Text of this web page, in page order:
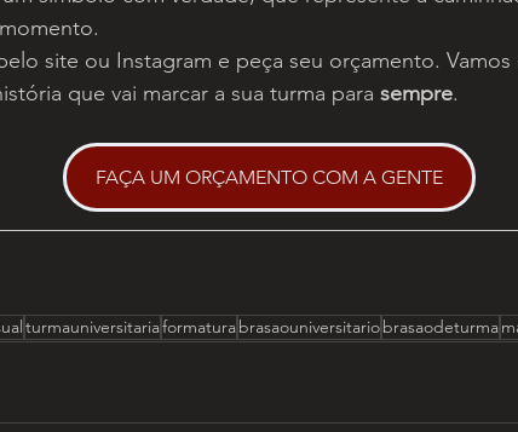
site ou Instagram e peça seu orçamento. Vamos
que vai marcar a sua turma para sempre.
FAÇA UM ORÇAMENTO COM A GENTE
turmauniversitariaformaturabrasaouniversitariobrasaodeturma